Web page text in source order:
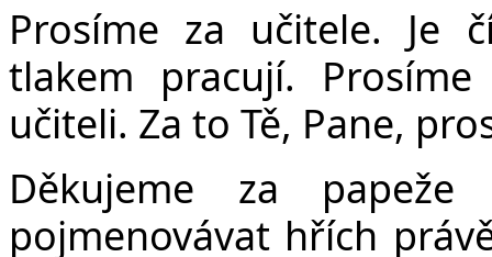
Prosíme za učitele. Je
tlakem pracují.
učiteli. Za to Tě, Pane,
Děkujeme za
pojmenovávat hřích